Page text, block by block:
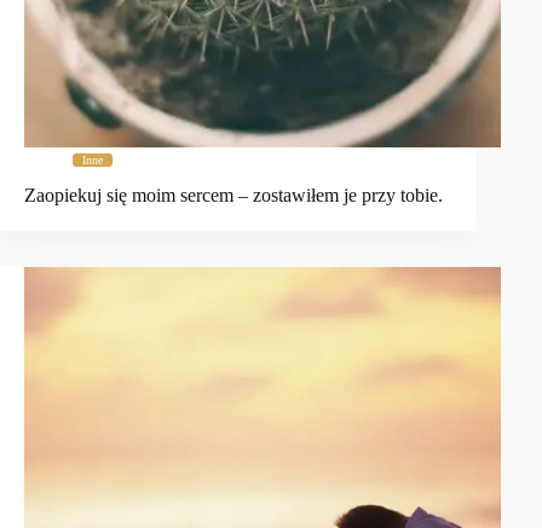
Inne
Zaopiekuj się moim sercem – zostawiłem je przy tobie.